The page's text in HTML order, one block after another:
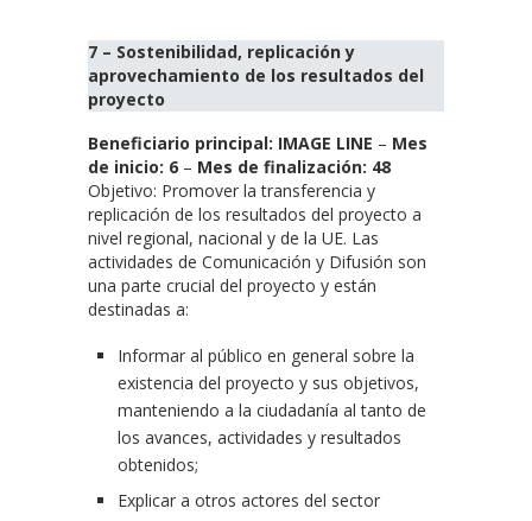
7 – Sostenibilidad, replicación y
aprovechamiento de los resultados del
proyecto
Beneficiario principal: IMAGE LINE – Mes
de inicio: 6 – Mes de finalización: 48
Objetivo: Promover la transferencia y
replicación de los resultados del proyecto a
nivel regional, nacional y de la UE. Las
actividades de Comunicación y Difusión son
una parte crucial del proyecto y están
destinadas a:
Informar al público en general sobre la
existencia del proyecto y sus objetivos,
manteniendo a la ciudadanía al tanto de
los avances, actividades y resultados
obtenidos;
Explicar a otros actores del sector